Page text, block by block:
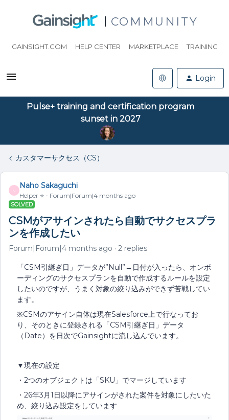
COMMUNITY
GAINSIGHT.COM HELP CENTER MARKETPLACE TRAINING
Login
Pulse+ training and certification program
sunset in 2027
カスタマーサクセス（CS）
N
Naho Sakaguchi
Helper ⭐️ Forum|Forum|4 months ago
SOLVED
CSMがアサインされたら自動でサクセスプラ
ンを作成したい
Forum|Forum|4 months ago 2 replies
「CSM引継ぎ日」データが”Null”→日付が入ったら、オンボ
ーディングのサクセスプランを自動で作成するルールを設定
したいのですが、うまく対象の絞り込みができず苦戦してい
ます。
※CSMのアサイン自体は現在Salesforce上で行なってお
り、そのときに登録される「CSM引継ぎ日」データ
（Date）を日次でGainsightに流し込んでいます。
▼現在の設定
・2つのオブジェクトは「SKU」でマージしています
・26年3月1日以降にアサインがされた案件を対象にしたいた
め、絞り込み設定をしています